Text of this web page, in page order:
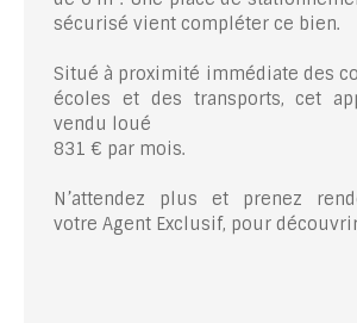
sécurisé vient compléter ce bien.
Situé à proximité immédiate des
écoles et des transports, cet
vendu loué
831 € par mois.
N’attendez plus et prenez
votre Agent Exclusif, pour